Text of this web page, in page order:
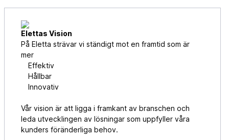
Elettas Vision
På Eletta strävar vi ständigt mot en framtid som är
mer
Effektiv
Hållbar
Innovativ
Vår vision är att ligga i framkant av branschen och
leda utvecklingen av lösningar som uppfyller våra
kunders föränderliga behov.